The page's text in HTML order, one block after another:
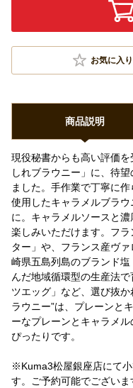
お気に入
商品説明
現役秘書からも高い評価
しれブラウニー」に、待
ました。手作業で丁寧に
使用したキャラメルブラ
に。キャラメルソースと
楽しみいただけます。フ
ター」や、フランス産ヴ
崎県五島列島のブランド
んだ地域循環型の生産法
ツエッグ」など、選び抜
ラウニー”は、プレーンと
ーなプレーンとキャラメ
ぴったりです。
※Kuma3松屋銀座店にて
す。ご予約可能でございま